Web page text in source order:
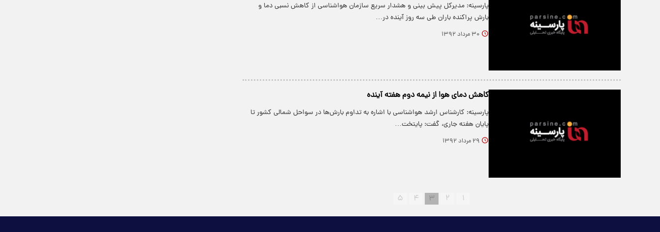
پارسینه: مدیرکل پیش بینی و هشدار سریع سازمان هواشناسی از کاهش نسبی دما و
بارش پراکنده باران طی سه روز آینده در…
۳۰ مرداد ۱۳۹۲
کاهش دمای هوا از نیمه دوم هفته آینده
پارسینه: کارشناس ارشد هواشناسی با اشاره به تداوم بارش‌ها در سواحل شمالی کشور تا
پایان هفته جاری،‌ گفت: پایتخت…
۲۹ مرداد ۱۳۹۲
۱ ۲ ۳ ۴ ۵